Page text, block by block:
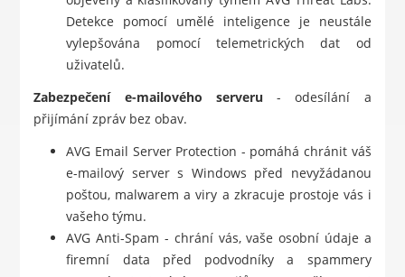
Detekce pomocí umělé inteligence je neustále
vylepšována pomocí telemetrických dat od
uživatelů.
Zabezpečení e-mailového serveru - odesílání a
přijímání zpráv bez obav.
AVG Email Server Protection - pomáhá chránit váš
e-mailový server s Windows před nevyžádanou
poštou, malwarem a viry a zkracuje prostoje vás i
vašeho týmu.
AVG Anti-Spam - chrání vás, vaše osobní údaje a
firemní data před podvodníky a spammery